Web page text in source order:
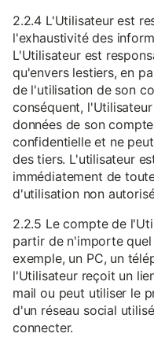
2.2.4 L'Utilisateur est
l'exhaustivité des
L'Utilisateur est
qu'envers lestiers, en
de l'utilisation de son
conséquent,
données de son
confidentielle et ne
des tiers. L'utilisateur
immédiatement de
d'utilisation non
2.2.5 Le compte de
partir de n'importe
exemple, un PC, un
l'Utilisateur reçoit un
mail ou peut utiliser le
d'un réseau social
connecter.